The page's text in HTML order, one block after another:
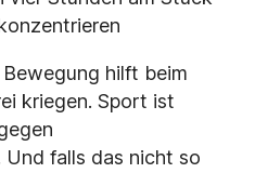
hilft beim
kriegen. Sport ist
Und falls das nicht so